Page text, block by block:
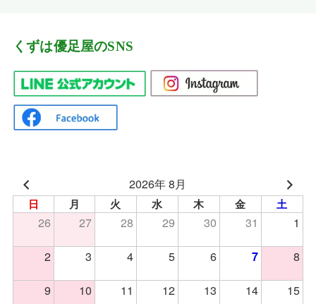
くずは優足屋のSNS
2026年 8月
日 月 火 水 木 金 土
26 27 28 29 30 31
1
2
3 4 5 6 7
8
9
10 11 12 13 14
15